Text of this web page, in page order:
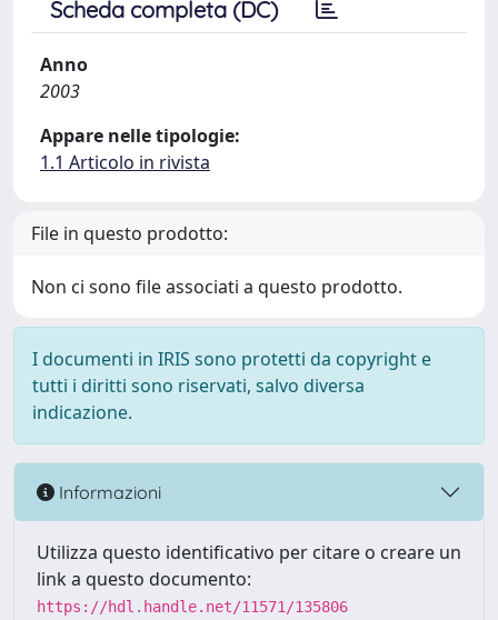
Scheda completa (DC)
Anno
2003
Appare nelle tipologie:
1.1 Articolo in rivista
File in questo prodotto:
Non ci sono file associati a questo prodotto.
I documenti in IRIS sono protetti da copyright e
tutti i diritti sono riservati, salvo diversa
indicazione.
Informazioni
Utilizza questo identificativo per citare o creare un
link a questo documento:
https://hdl.handle.net/11571/135806